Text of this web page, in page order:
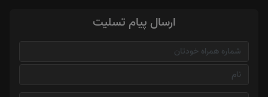
ارسال پیام تسلیت